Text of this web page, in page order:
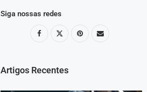
Siga nossas redes
Artigos Recentes